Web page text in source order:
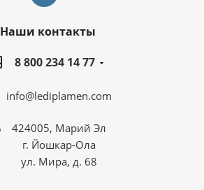
Наши контакты
8 800 234 14 77
info@lediplamen.com
424005, Марий Эл
г. Йошкар-Ола
ул. Мира, д. 68